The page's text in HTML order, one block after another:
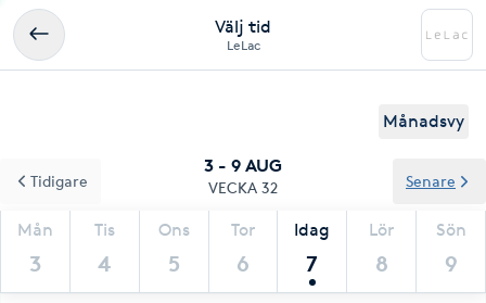
Välj tid
LeLac
Månadsvy
3 - 9 AUG
VECKA 32
Mån
3
Tis
4
Ons
5
Tor
6
Idag
7
Lör
8
Sön
9
Tidigare Senare